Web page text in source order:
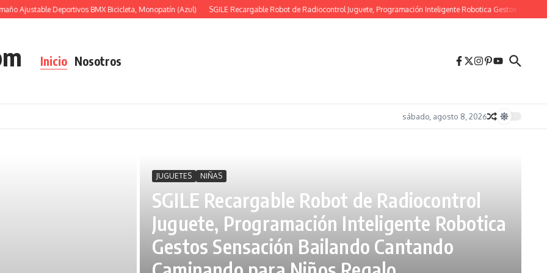
Ajustable Deportivos BMX Bicicleta, Monopatín (Azul) SGILE Recargable Robot de Radiocontrol Juguete, Programación Inteligente Robotica Gestos
Inicio Nosotros
sábado, agosto 8, 2026
JUGUETES NIÑAS
SGILE Recargable Robot de Radiocontrol
Juguete, Programación Inteligente Robotica
Gestos Sensación Bailando Cantando